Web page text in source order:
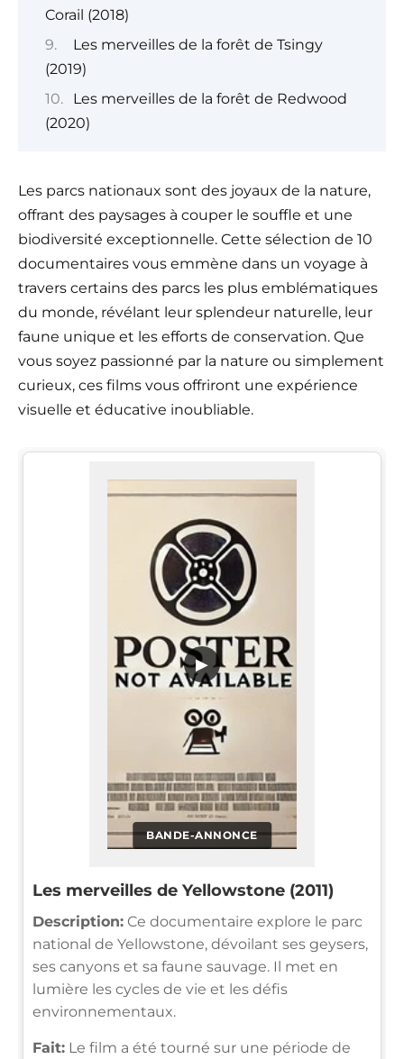
Corail (2018)
Les merveilles de la forêt de Tsingy
(2019)
Les merveilles de la forêt de Redwood
(2020)
Les parcs nationaux sont des joyaux de la nature,
offrant des paysages à couper le souffle et une
biodiversité exceptionnelle. Cette sélection de 10
documentaires vous emmène dans un voyage à
travers certains des parcs les plus emblématiques
du monde, révélant leur splendeur naturelle, leur
faune unique et les efforts de conservation. Que
vous soyez passionné par la nature ou simplement
curieux, ces films vous offriront une expérience
visuelle et éducative inoubliable.
BANDE-ANNONCE
▶
Les merveilles de Yellowstone (2011)
Description: Ce documentaire explore le parc
national de Yellowstone, dévoilant ses geysers,
ses canyons et sa faune sauvage. Il met en
lumière les cycles de vie et les défis
environnementaux.
Fait: Le film a été tourné sur une période de